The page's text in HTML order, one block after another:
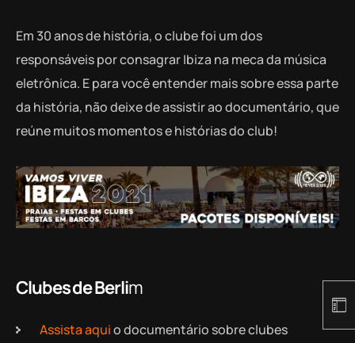
Em 30 anos de história, o clube foi um dos
responsáveis por consagrar Ibiza na meca da música
eletrônica. E para você entender mais sobre essa parte
da história, não deixe de assistir ao documentário, que
reúne muitos momentos e histórias do club!
Clubes de Berlim
Assista aquio documentário sobre clubes